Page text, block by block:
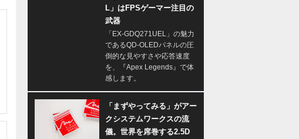
L」はFPSゲーマー注目の
武器
「EX-GDQ271UEL」の魅力
であるQD-OLEDパネルの圧
倒的な見やすさや応答速度
を、『Apex Legends』で体
感します。
「まずやってみる」がアー
クシステムワークスの流
儀。世界を席巻する2.5D